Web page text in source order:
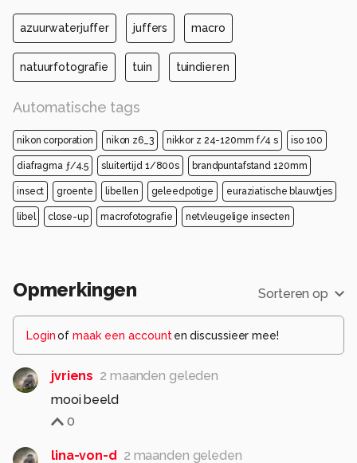
azuurwaterjuffer juffers macro
natuurfotografie tuin tuindieren
Automatische tags
nikon corporation nikon z6_3 nikkor z 24-120mm f/4 s iso 100
diafragma ƒ/4.5 sluitertijd 1/800s brandpuntafstand 120mm
insect groente libellen geleedpotige euraziatische blauwtjes
libel close-up macrofotografie netvleugelige insecten
Opmerkingen Sorteren op
Loginof maak een account en discussieer mee!
jvriens 2 maanden geleden
mooi beeld
0
lina-von-d 2 maanden geleden